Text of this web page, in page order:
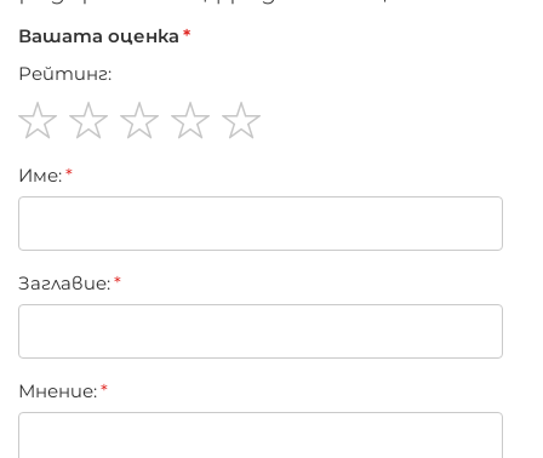
Вашата оценка
Рейтинг:
star
stars
stars
stars
stars
Име:
Заглавиe:
Мнение: